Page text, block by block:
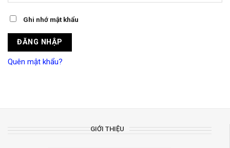
Ghi nhớ mật khẩu
ĐĂNG NHẬP
Quên mật khẩu?
GIỚI THIỆU